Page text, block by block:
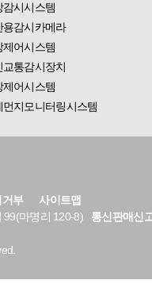
감시시스템
용감시카메라
제어시스템
교통감시장치
제어시스템
먼지모니터링시스템
부
사이트맵
99(마명리 120-8)
통신판매신